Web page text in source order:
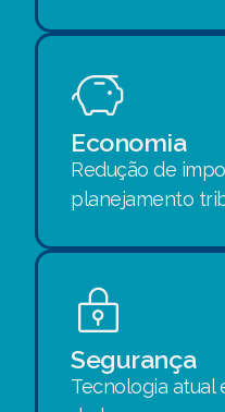
Economia
Redução de
planejamento
Segurança
Tecnologia atual